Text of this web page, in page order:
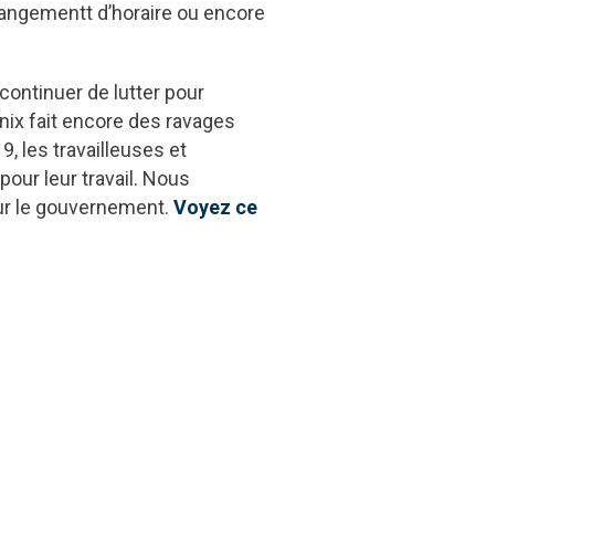
d’horaire ou encore
de lutter pour
fait encore des ravages
les travailleuses et
leur travail. Nous
le gouvernement. Voyez ce